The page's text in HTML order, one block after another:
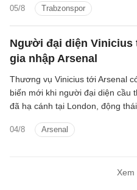
05/8 Trabzonspor
Người đại diện
gia nhập Arsenal
04/8 Arsenal
Thương vụ Vinicius tới Arsenal
biến mới khi người đại diện cầu
đã hạ cánh tại London, động
Xem